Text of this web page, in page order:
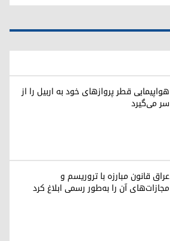
هواپیمایی قطر پروازهای خود به اربیل را از
سر می‌گیرد
عراق قانون مبارزه با تروریسم و
مجازات‌های آن را به‌طور رسمی ابلاغ کرد